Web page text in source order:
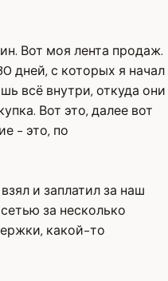
Вот моя лента продаж.
дней, с которых я начал
всё внутри, откуда они
Вот это, далее вот
- это, по
и заплатил за наш
за несколько
какой-то